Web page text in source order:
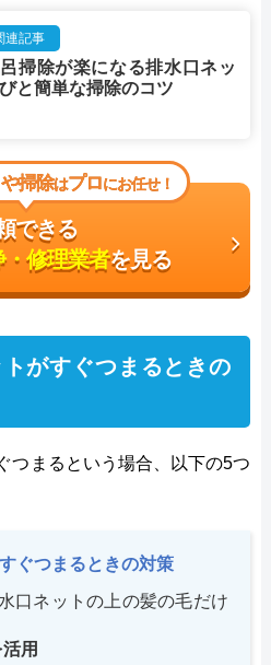
連記事
掃除が楽になる排水口ネッ
びと簡単な掃除のコツ
掃除はプロにお任せ！
できる
修理業者を見る
がすぐつまるときの
つまるという場合、以下の5つ
ぐつまるときの対策
口ネットの上の髪の毛だけ
用